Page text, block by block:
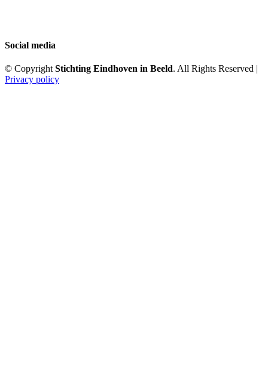
Social media
© CopyrightStichting Eindhoven in Beeld. All Rights Reserved |
Privacy policy